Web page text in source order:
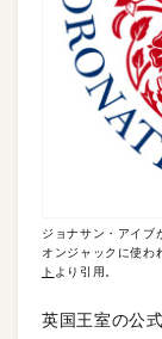
ジョナサン・アイブ
オンジャックに使わ
ト より引用。
英国王室の公